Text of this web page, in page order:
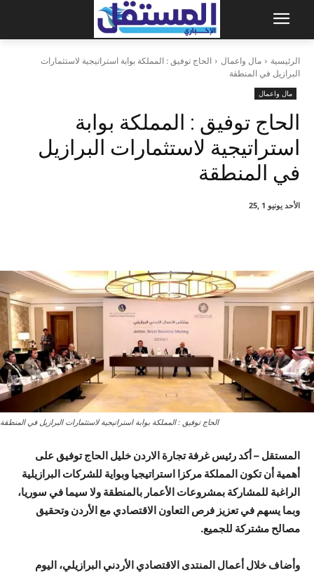
الرئيسية مال واعمال
الحاج توفيق : المملكة بوابة استراتيجية لاستثمارات
البرازيل في المنطقة
مال واعمال
الحاج توفيق : المملكة بوابة
استراتيجية لاستثمارات البرازيل
في المنطقة
الأحد يونيو 1 ,25
الحاج توفيق : المملكة بوابة استراتيجية لاستثمارات البرازيل في المنطقة
المستقل – أكد رئيس غرفة تجارة الاردن خليل الحاج توفيق على
أهمية أن تكون المملكة مركزا استراتيجيا وبواية للشركات البرازيلية
الراغبة للمشاركة بمشروعات الأعمار بالمنطقة ولا سيما في سوريا،
وبما يسهم في تعزيز فرص التعاون الاقتصادي مع الأردن وتحقيق
مصالح مشتركة للجميع.
وأضاف خلال أعمال المنتدى الاقتصادي الأردني البرازيلي، اليوم